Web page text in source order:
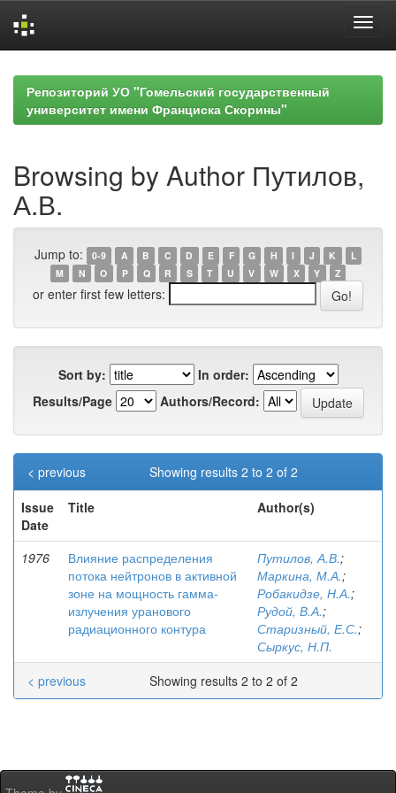
navigationРепозиторий УО "Гомельский государственный
университет имени Франциска Скорины"
Browsing by Author Путилов,
А.В.
Jump to: 0-9 A B C D E F G H I J K
L
M
N O P Q R S T U V W X Y Z
or enter first few letters:
Sort by:
In order:
Results/Page
Authors/Record:
Showing results 2 to 2 of 2
< previous
Issue
Date
Title Author(s)
1976
Влияние распределения
потока нейтронов в активной
зоне на мощность гамма-
излучения уранового
радиационного контура
Путилов, А.В.;
Маркина, М.А.;
Робакидзе, Н.А.;
Рудой, В.А.;
Старизный, Е.С.;
Сыркус, Н.П.
Showing results 2 to 2 of 2
< previous